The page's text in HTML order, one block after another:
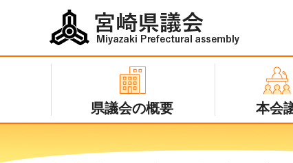
宮崎県議会
Miyazaki Prefectural assembly
県議会の概要 本会